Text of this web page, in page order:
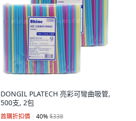
DONGIL PLATECH 亮彩可彎曲吸管,
500支, 2包
首購折扣價 40%$338